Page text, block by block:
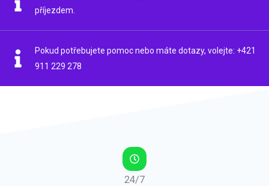
příjezdem.
Pokud potřebujete pomoc nebo máte dotazy, volejte: +421
911 229 278
24/7